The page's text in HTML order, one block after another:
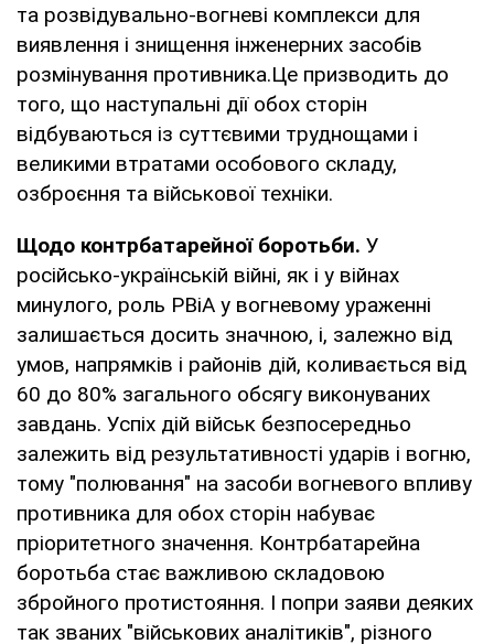
та розвідувально-вогневі комплекси для
виявлення і знищення інженерних засобів
розмінування противника.Це призводить до
того, що наступальні дії обох сторін
відбуваються із суттєвими труднощами і
великими втратами особового складу,
озброєння та військової техніки.
Щодо контрбатарейної боротьби. У
російсько-українській війні, як і у війнах
минулого, роль РВіА у вогневому ураженні
залишається досить значною, і, залежно від
умов, напрямків і районів дій, коливається від
60 до 80% загального обсягу виконуваних
завдань. Успіх дій військ безпосередньо
залежить від результативності ударів і вогню,
тому "полювання" на засоби вогневого впливу
противника для обох сторін набуває
пріоритетного значення. Контрбатарейна
боротьба стає важливою складовою
збройного протистояння. І попри заяви деяких
так званих "військових аналітиків", різного